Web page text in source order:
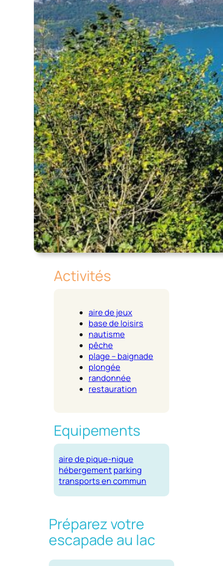
Activités
aire de jeux
base de loisirs
nautisme
pêche
plage – baignade
plongée
randonnée
restauration
Equipements
aire de pique-nique
hébergement parking
transports en commun
Préparez votre
escapade au lac